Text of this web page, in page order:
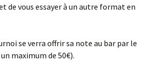
de vous essayer à un autre format en
se verra offrir sa note au bar par le
maximum de 50€).